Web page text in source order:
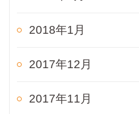
2018年1月
2017年12月
2017年11月